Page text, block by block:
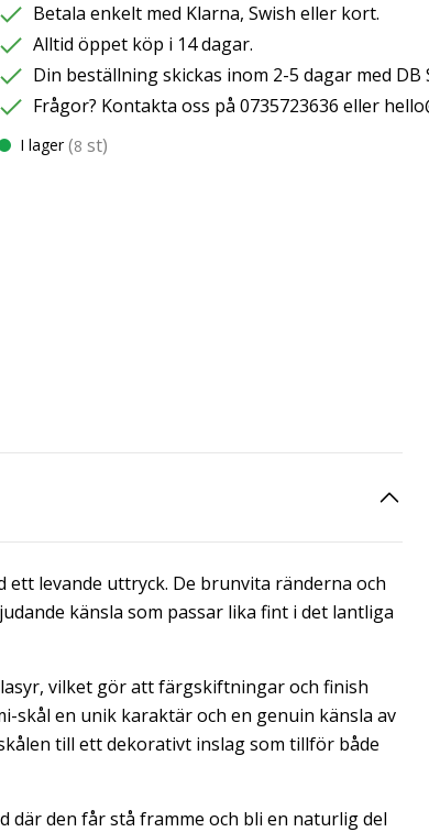
Betala enkelt med Klarna, Swish eller kort.
Alltid öppet köp i 14 dagar.
Din beställning skickas inom 2-5 dagar med DB
Frågor? Kontakta oss på 0735723636 eller
I lager (8 st)
ett levande uttryck. De brunvita ränderna och
känsla som passar lika fint i det lantliga
vilket gör att färgskiftningar och finish
skål en unik karaktär och en genuin känsla av
till ett dekorativt inslag som tillför både
där den får stå framme och bli en naturlig del